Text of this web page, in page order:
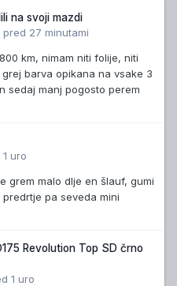
na svoji mazdi
pred 27 minutami
km, nimam niti folije, niti
barva opikana na vsake 3
sedaj manj pogosto perem
uro
grem malo dlje en šlauf, gumi
pa seveda mini
Revolution Top SD črno
1 uro